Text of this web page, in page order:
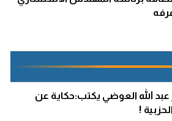
عبد الله العوضي يكتب:حكاية عن
!